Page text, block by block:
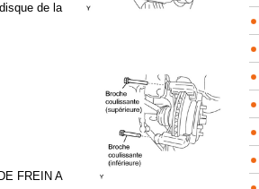
de la
FREIN A